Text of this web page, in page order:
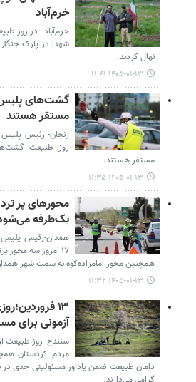
خرم‌آباد
خرم‌آباد - در روز
شهدا در پارک
نهال کردند.
۱۴۰۵-۰۱-۱۳ ۱۱:۴۱
گشت‌های پلیس
مستقر هستند
زنجان- رئیس پلیس
روز طبیعت
مستقر هستند.
۱۴۰۵-۰۱-۱۳ ۱۱:۳۵
یک‌طرفه
همدان-رئیس
۱۷ امروز سه محور
همچنین محور امامزاده‌کوه به سمت شهر
۱۴۰۵-۰۱-۱۳ ۱۱:۳۲
۱۳
آزمونی برای
سنندج- روز طبیعت
مردم کردستان
دامان طبیعت ضمن یادآور مسئولیتی جدی